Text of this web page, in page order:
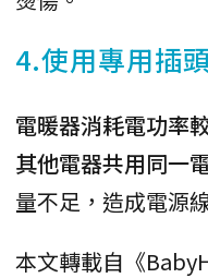
4.使用專用插
電暖器消耗電功率
其他電器共用同一
量不足，造成電源
本文轉載自《